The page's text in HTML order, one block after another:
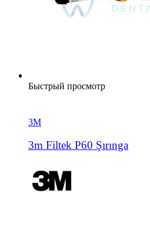
Быстрый просмотр
3М
3m Filtek P60 Şırınga